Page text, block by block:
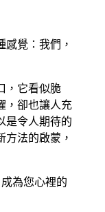
感覺：我們，
，它看似脆
，卻也讓人充
是令人期待的
方法的啟蒙，
為您心裡的